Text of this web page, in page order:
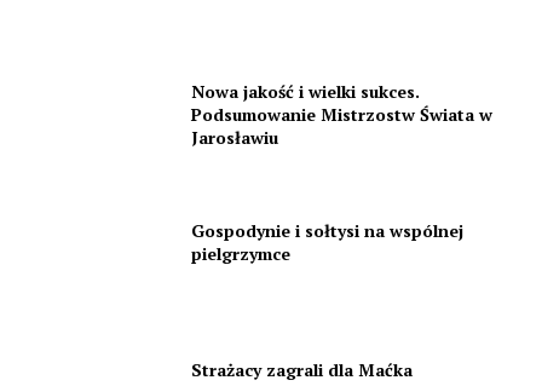
Nowa jakość i wielki sukces.
Podsumowanie Mistrzostw Świata w
Jarosławiu
Gospodynie i sołtysi na wspólnej
pielgrzymce
Strażacy zagrali dla Maćka